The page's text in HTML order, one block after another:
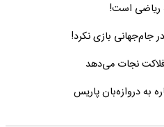
ریاضی است!
جام‌جهانی بازی نکرد!
به دروازه‌بان پاریس